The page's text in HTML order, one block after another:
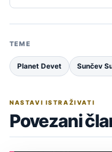
TEME
Planet Devet Sunčev
NASTAVI ISTRAŽIVATI
Povezani